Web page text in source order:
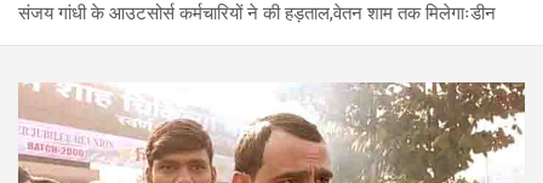
संजय गांधी के आउटसोर्स कर्मचारियों ने की हड़ताल,वेतन शाम तक मिलेगाःडीन